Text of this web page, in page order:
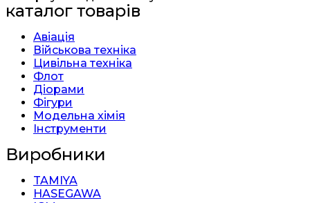
каталог товарів
Авіація
Військова техніка
Цивільна техніка
Флот
Діорами
Фігури
Модельна хімія
Інструменти
Виробники
TAMIYA
HASEGAWA